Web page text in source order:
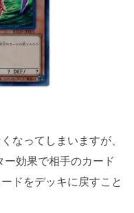
なってしまいますが、
ー効果で相手のカード
ドをデッキに戻すこと